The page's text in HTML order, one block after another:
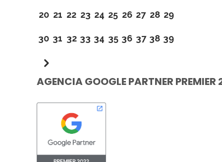
20 21 22 23 24 25 26 27 28 29
30 31 32 33 34 35 36 37 38 39
AGENCIA GOOGLE PARTNER PREMIER